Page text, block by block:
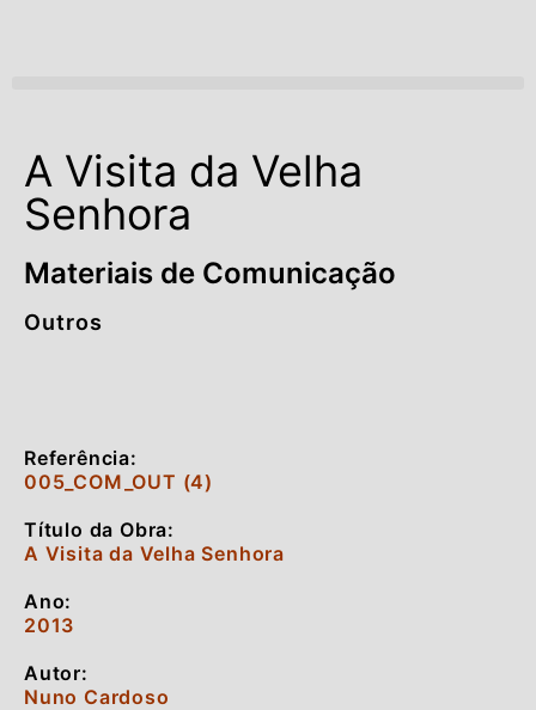
A Visita da Velha
Senhora
Materiais de Comunicação
Outros
Referência:
005_COM_OUT (4)
Título da Obra:
A Visita da Velha Senhora
Ano:
2013
Autor:
Nuno Cardoso